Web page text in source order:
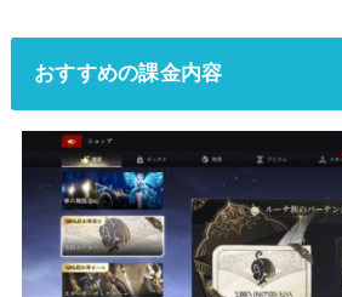
おすすめの課金内容